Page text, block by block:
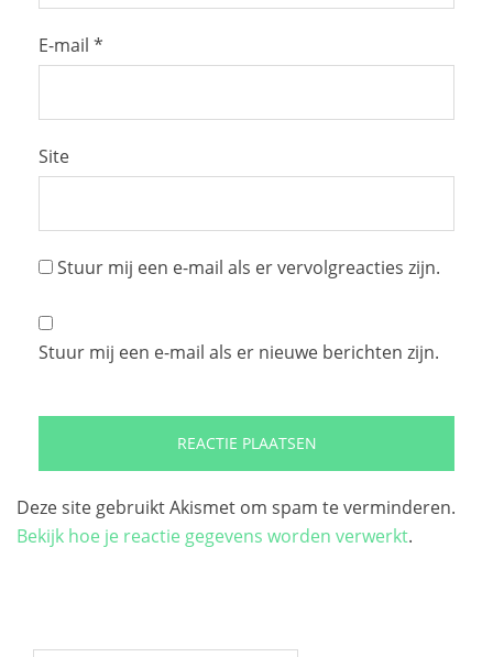
E-mail *
Site
Stuur mij een e-mail als er vervolgreacties zijn.
Stuur mij een e-mail als er nieuwe berichten zijn.
Deze site gebruikt Akismet om spam te verminderen.
Bekijk hoe je reactie gegevens worden verwerkt.